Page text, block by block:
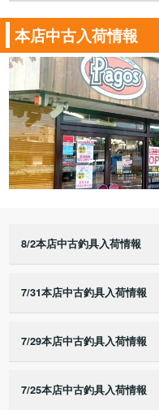
本店中古入荷情報
8/2本店中古釣具入荷情報
7/31本店中古釣具入荷情報
7/29本店中古釣具入荷情報
7/25本店中古釣具入荷情報